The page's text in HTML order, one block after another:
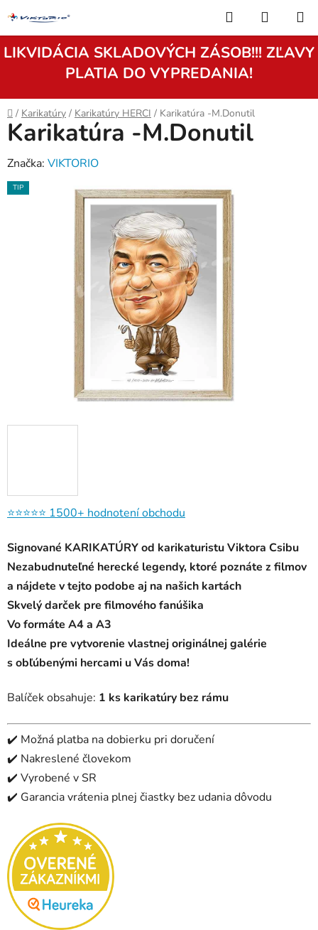
na
obsah
LIKVIDÁCIA SKLADOVÝCH ZÁSOB!!! ZĽAVY
PLATIA DO VYPREDANIA!
Hľadať
KOŠÍK
Domov
/ Karikatúry / Karikatúry HERCI / Karikatúra -M.Donutil
⭐⭐⭐⭐⭐ 1500+ hodnotení obchodu
Signované KARIKATÚRY od karikaturistu Viktora Csibu
Nezabudnuteľné herecké legendy, ktoré poznáte z filmov
a nájdete v tejto podobe aj na našich kartách
Skvelý darček pre filmového fanúšika
Vo formáte A4 a A3
Ideálne pre vytvorenie vlastnej originálnej galérie
s obľúbenými hercami u Vás doma!
Balíček obsahuje: 1 ks karikatúry bez rámu
✔️ Možná platba na dobierku pri doručení
✔️ Nakreslené človekom
✔️ Vyrobené v SR
✔️ Garancia vrátenia plnej čiastky bez udania dôvodu
Karikatúra -M.Donutil
Značka: VIKTORIO
TIP